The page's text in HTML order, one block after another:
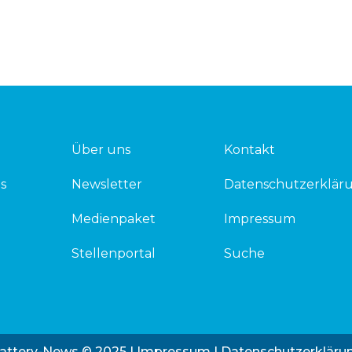
Über uns
Newsletter
Medienpaket
Stellenportal
Kontakt
Impressum
Suche